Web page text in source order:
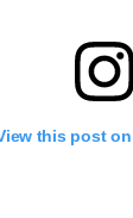
this post